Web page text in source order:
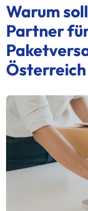
Warum
Partner